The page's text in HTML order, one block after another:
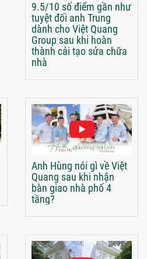
9.5/10 số điểm gần như
tuyệt đối anh Trung
dành cho Việt Quang
Group sau khi hoàn
thành cải tạo sửa chữa
nhà
Anh Hùng nói gì về Việt
Quang sau khi nhận
bàn giao nhà phố 4
tầng?